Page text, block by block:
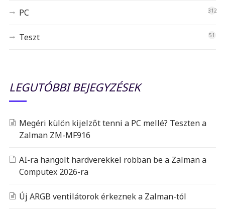
PC 312
Teszt 51
LEGUTÓBBI BEJEGYZÉSEK
Megéri külön kijelzőt tenni a PC mellé? Teszten a
Zalman ZM-MF916
AI-ra hangolt hardverekkel robban be a Zalman a
Computex 2026-ra
Új ARGB ventilátorok érkeznek a Zalman-tól